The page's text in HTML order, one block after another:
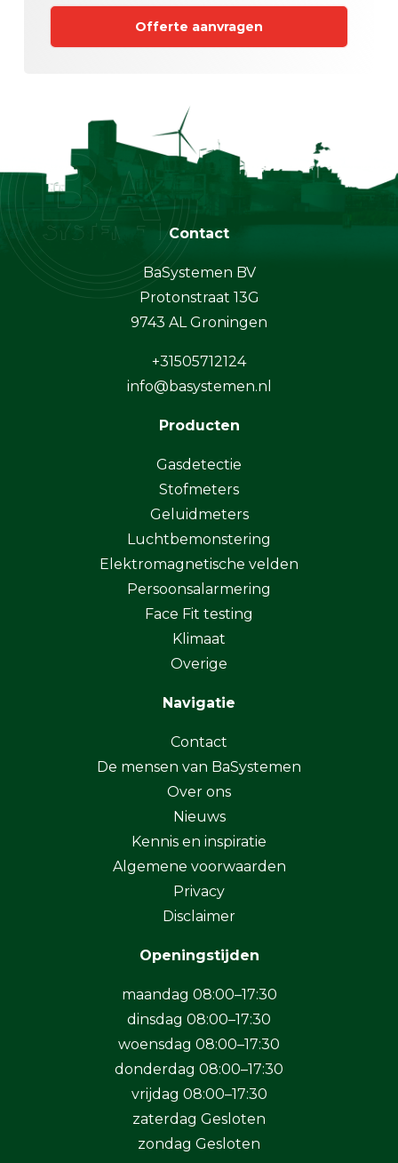
Offerte aanvragen
Contact
BaSystemen BV
Protonstraat 13G
9743 AL Groningen
+31505712124
info@basystemen.nl
Producten
Gasdetectie
Stofmeters
Geluidmeters
Luchtbemonstering
Elektromagnetische velden
Persoonsalarmering
Face Fit testing
Klimaat
Overige
Navigatie
Contact
De mensen van BaSystemen
Over ons
Nieuws
Kennis en inspiratie
Algemene voorwaarden
Privacy
Disclaimer
Openingstijden
maandag 08:00–17:30
dinsdag 08:00–17:30
woensdag 08:00–17:30
donderdag 08:00–17:30
vrijdag 08:00–17:30
zaterdag Gesloten
zondag Gesloten